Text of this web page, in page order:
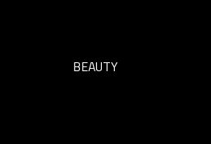
BEAUTY